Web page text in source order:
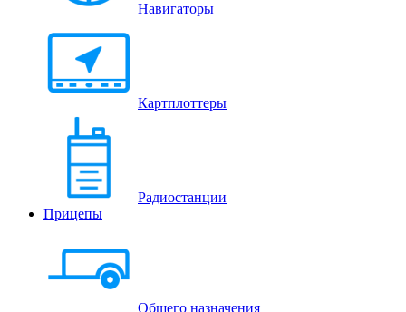
Навигаторы
Картплоттеры
Радиостанции
Прицепы
Общего назначения